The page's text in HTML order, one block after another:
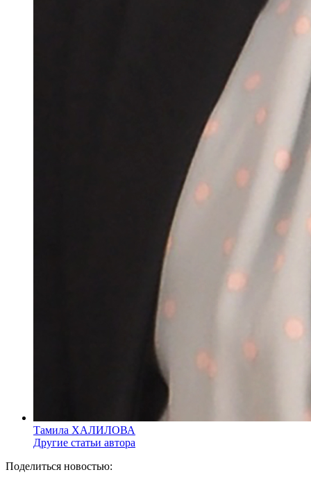
Тамила ХАЛИЛОВА
Другие статьи автора
Поделиться новостью: